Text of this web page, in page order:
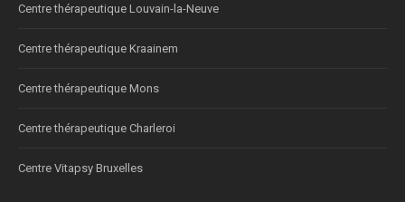
Centre thérapeutique Louvain-la-Neuve
Centre thérapeutique Kraainem
Centre thérapeutique Mons
Centre thérapeutique Charleroi
Centre Vitapsy Bruxelles